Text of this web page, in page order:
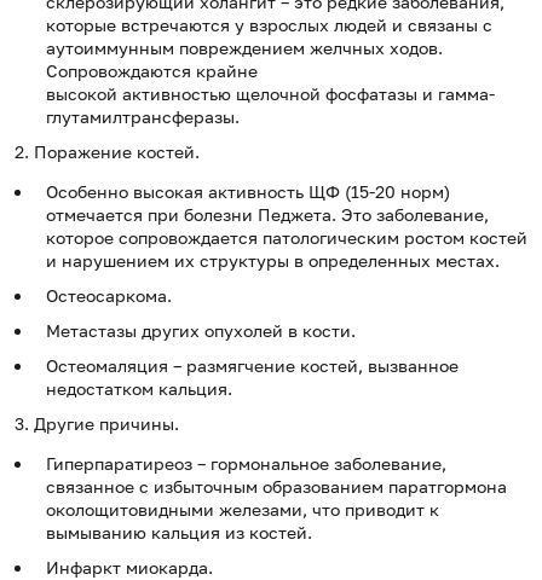
которые встречаются у взрослых людей и связаны с
аутоиммунным повреждением желчных ходов.
Сопровождаются крайне
высокой активностью щелочной фосфатазы и гамма-
глутамилтрансферазы.
2. Поражение костей.
Особенно высокая активность ЩФ (15-20 норм)
отмечается при болезни Педжета. Это заболевание,
которое сопровождается патологическим ростом костей
и нарушением их структуры в определенных местах.
Остеосаркома.
Метастазы других опухолей в кости.
Остеомаляция – размягчение костей, вызванное
недостатком кальция.
3. Другие причины.
Гиперпаратиреоз – гормональное заболевание,
связанное с избыточным образованием паратгормона
околощитовидными железами, что приводит к
вымыванию кальция из костей.
Инфаркт миокарда.